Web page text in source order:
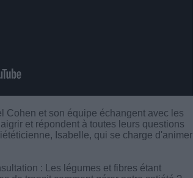
Cohen et son équipe échangent avec les
et répondent à toutes leurs questions
Isabelle, qui se charge d'animer
: Les légumes et fibres étant